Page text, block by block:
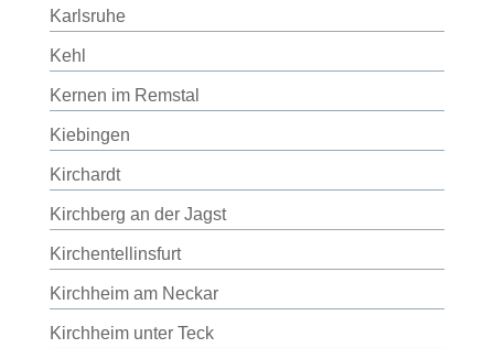
Karlsruhe
Kehl
Kernen im Remstal
Kiebingen
Kirchardt
Kirchberg an der Jagst
Kirchentellinsfurt
Kirchheim am Neckar
Kirchheim unter Teck